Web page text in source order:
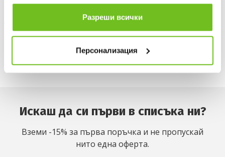
ползването от Ваша страна на услугите им.
Разреши всички
Персонализация
Искаш да си първи в списъка ни?
Вземи -15% за първа поръчка и не пропускай
нито една оферта.